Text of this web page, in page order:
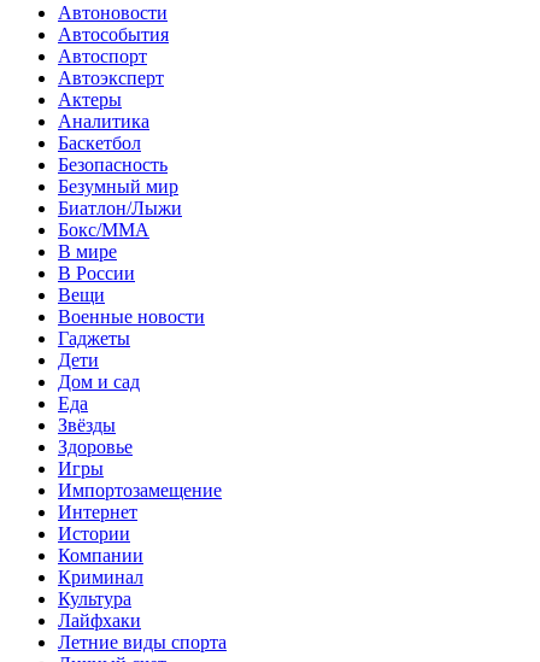
Автоновости
Автособытия
Автоспорт
Автоэксперт
Актеры
Аналитика
Баскетбол
Безопасность
Безумный мир
Биатлон/Лыжи
Бокс/MMA
В мире
В России
Вещи
Военные новости
Гаджеты
Дети
Дом и сад
Еда
Звёзды
Здоровье
Игры
Импортозамещение
Интернет
Истории
Компании
Криминал
Культура
Лайфхаки
Летние виды спорта